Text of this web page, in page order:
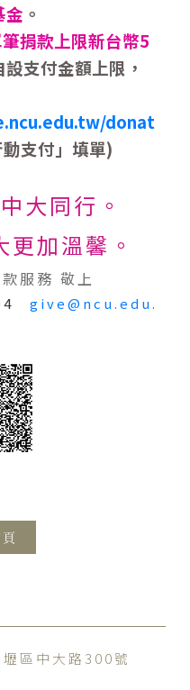
金 。
捐款上限新台幣5
支付金額上限，
donat
支付」填單)
大同行。
加溫馨。
服務 敬上
give@ncu.edu.
區中大路300號